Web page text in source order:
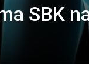
SBK